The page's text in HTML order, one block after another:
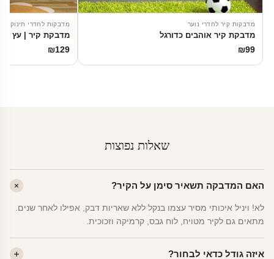
מדבקות קיר לחדרי נוער
מדבקת קיר אוהבים כדורגל
₪99
מדבקות לחדרי תינוקות
מדבקת קיר | עץ
₪129
שאלות נפוצות
האם המדבקה תשאיר סימן על הקיר?
לא! ויניל איכותי מסיר עצמו בנקל ללא שאריות דבק, אפילו לאחר שנים.
מתאים גם לקיר מטויח, לוח גבס, קרמיקה וזכוכית.
איזה גודל כדאי לבחור?